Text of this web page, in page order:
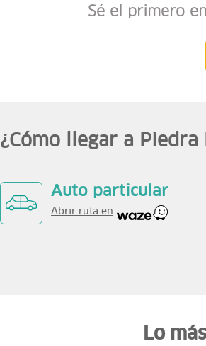
Sé el primero
¿Cómo llegar a Piedra
Auto particular
Abrir ruta en
Lo